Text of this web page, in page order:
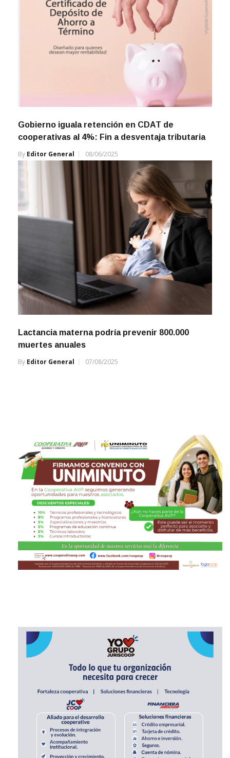
Gobierno iguala retención en CDAT de
cooperativas al 4%: Fin a desventaja tributaria
By Editor General 08/06/2025
Lactancia materna podría prevenir 800.000
muertes anuales
By Editor General 07/08/2025